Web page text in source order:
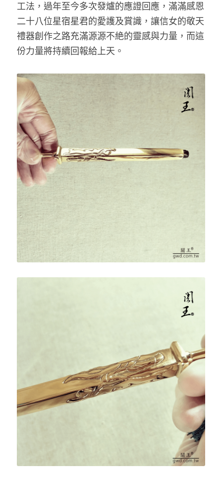
工法，過年至今多次發爐的應證回應，滿滿感恩
二十八位星宿星君的愛護及賞識，讓信女的敬天
禮器創作之路充滿源源不絶的靈感與力量，而這
份力量將持續回報給上天。